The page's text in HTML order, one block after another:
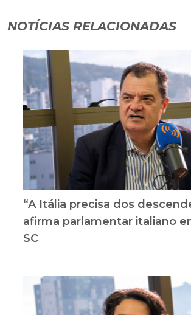
NOTÍCIAS RELACIONADAS
“A Itália precisa dos
afirma parlamentar italiano
SC